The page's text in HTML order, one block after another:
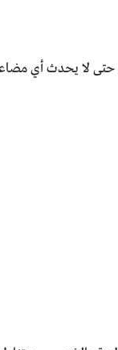
حتى لا يحدث أي